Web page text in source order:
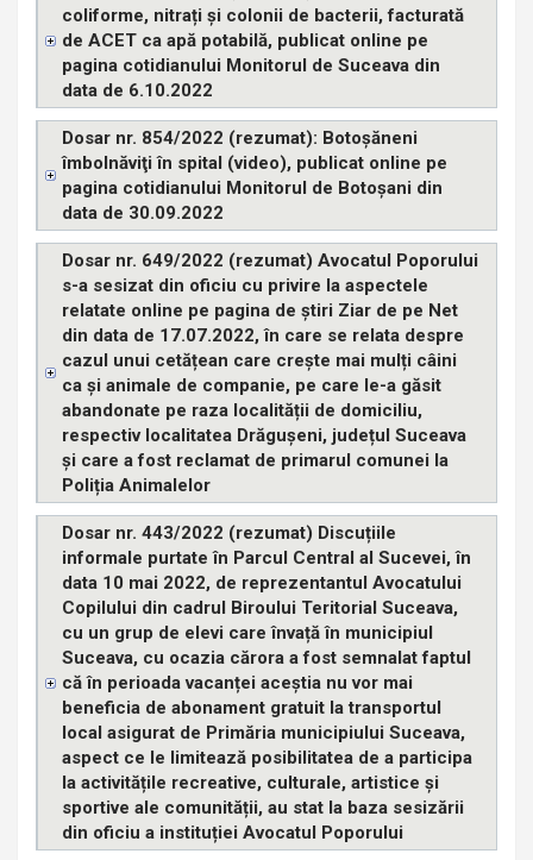
coliforme, nitrați și colonii de bacterii, facturată
de ACET ca apă potabilă, publicat online pe
pagina cotidianului Monitorul de Suceava din
data de 6.10.2022
Dosar nr. 854/2022 (rezumat): Botoşăneni
îmbolnăviţi în spital (video), publicat online pe
pagina cotidianului Monitorul de Botoșani din
data de 30.09.2022
Dosar nr. 649/2022 (rezumat) Avocatul Poporului
s-a sesizat din oficiu cu privire la aspectele
relatate online pe pagina de știri Ziar de pe Net
din data de 17.07.2022, în care se relata despre
cazul unui cetățean care crește mai mulți câini
ca și animale de companie, pe care le-a găsit
abandonate pe raza localității de domiciliu,
respectiv localitatea Drăgușeni, județul Suceava
și care a fost reclamat de primarul comunei la
Poliția Animalelor
Dosar nr. 443/2022 (rezumat) Discuțiile
informale purtate în Parcul Central al Sucevei, în
data 10 mai 2022, de reprezentantul Avocatului
Copilului din cadrul Biroului Teritorial Suceava,
cu un grup de elevi care învață în municipiul
Suceava, cu ocazia cărora a fost semnalat faptul
că în perioada vacanței aceștia nu vor mai
beneficia de abonament gratuit la transportul
local asigurat de Primăria municipiului Suceava,
aspect ce le limitează posibilitatea de a participa
la activitățile recreative, culturale, artistice și
sportive ale comunității, au stat la baza sesizării
din oficiu a instituției Avocatul Poporului